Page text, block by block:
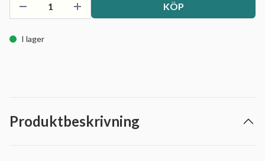
KÖP
I lager
Produktbeskrivning